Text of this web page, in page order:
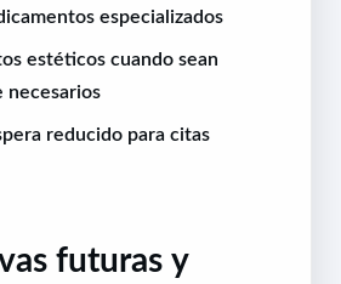
especializados
estéticos cuando sean
necesarios
reducido para citas
futuras y